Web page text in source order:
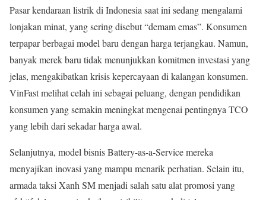
Pasar kendaraan listrik di Indonesia saat ini sedang mengalami
lonjakan minat, yang sering disebut “demam emas”. Konsumen
terpapar berbagai model baru dengan harga terjangkau. Namun,
banyak merek baru tidak menunjukkan komitmen investasi yang
jelas, mengakibatkan krisis kepercayaan di kalangan konsumen.
VinFast melihat celah ini sebagai peluang, dengan pendidikan
konsumen yang semakin meningkat mengenai pentingnya TCO
yang lebih dari sekadar harga awal.
Selanjutnya, model bisnis Battery-as-a-Service mereka
menyajikan inovasi yang mampu menarik perhatian. Selain itu,
armada taksi Xanh SM menjadi salah satu alat promosi yang